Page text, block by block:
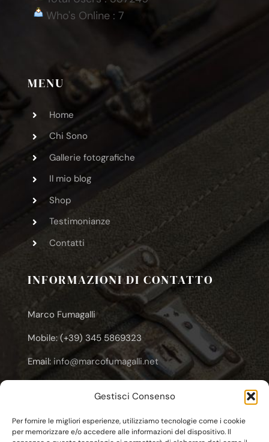
Gestisci Consenso
Per fornire le migliori esperienze, utilizziamo tecnologie come i cookie
per memorizzare e/o accedere alle informazioni del dispositivo. Il
Who's Online : 7
MENU
Home
Chi Sono
Gallerie fotografiche
Il mio blog
Shop
Testimonianze
Contatti
INFORMAZIONI DI CONTATTO
Marco Fumagalli
Mobile: (+39) 345 5869323
Email: info@marcofumagalli.net